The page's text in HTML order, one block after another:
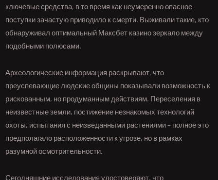
ключевые средства, в то время как неумеренно опасное
поступки зачастую приводило к смерти. Выживали такие, кто
обнаруживал оптимальный Максбет казино зеркало между
подобными полюсами.
Археологические информация раскрывают, что
преуспевающие людские общины показывали возможность к
рискованным, но продуманным действиям. Переселения в
неизвестные земли, постижение незнакомых технологий
охоты, испытания с неизведанными растениями – полное это
предполагало расположенности к угрозе, но в рамках
разумной осмотрительности.
Сегодняшние исследования удостоверяют, что